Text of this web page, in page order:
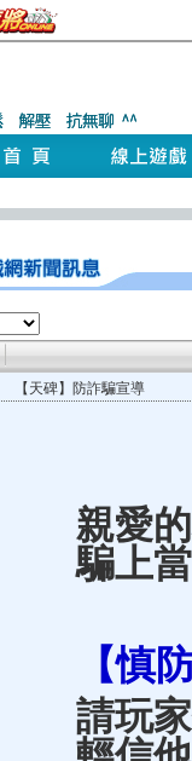
【天碑】防詐騙宣導
親愛
騙上當
【慎
請玩